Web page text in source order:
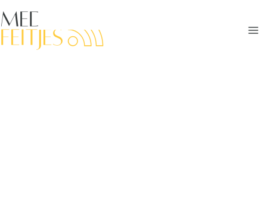
naar
de